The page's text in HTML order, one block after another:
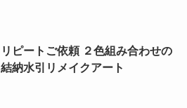
リピートご依頼 ２色組み合わせの
結納水引リメイクアート